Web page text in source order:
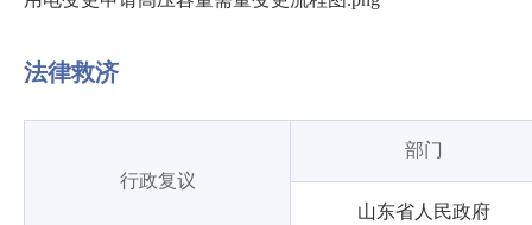
法律救济
行政复议
部门
山东省人民政府